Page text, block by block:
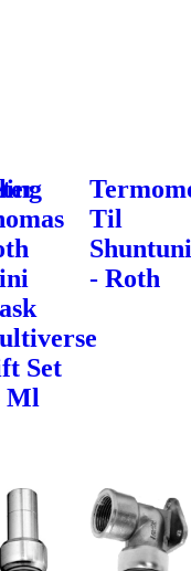
Set
Ml
Til
- Roth